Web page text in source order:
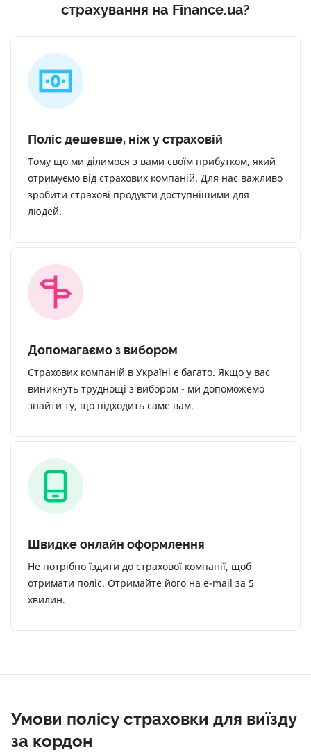
страхування на Finance.ua?
Поліс дешевше, ніж у страховій
Тому що ми ділимося з вами своїм прибутком, який
отримуємо від страхових компаній. Для нас важливо
зробити страхові продукти доступнішими для
людей.
Допомагаємо з вибором
Страхових компаній в Україні є багато. Якщо у вас
виникнуть труднощі з вибором - ми допоможемо
знайти ту, що підходить саме вам.
Швидке онлайн оформлення
Не потрібно їздити до страхової компанії, щоб
отримати поліс. Отримайте його на e-mail за 5
хвилин.
Умови полісу страховки для виїзду
за кордон